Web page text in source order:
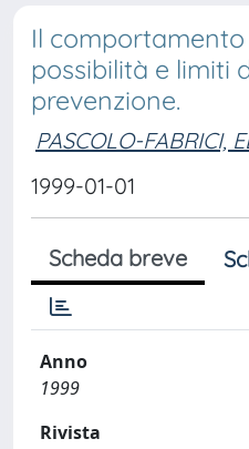
Il comportamento
possibilità e limiti
prevenzione.
PASCOLO-FABRICI,
1999-01-01
Scheda breve
Anno
1999
Rivista